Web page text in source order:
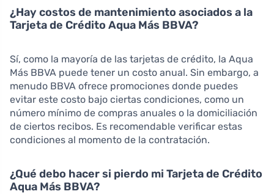
¿Hay costos de mantenimiento asociados a la
Tarjeta de Crédito Aqua Más BBVA?
Sí, como la mayoría de las tarjetas de crédito, la Aqua
Más BBVA puede tener un costo anual. Sin embargo, a
menudo BBVA ofrece promociones donde puedes
evitar este costo bajo ciertas condiciones, como un
número mínimo de compras anuales o la domiciliación
de ciertos recibos. Es recomendable verificar estas
condiciones al momento de la contratación.
¿Qué debo hacer si pierdo mi Tarjeta de Crédito
Aqua Más BBVA?